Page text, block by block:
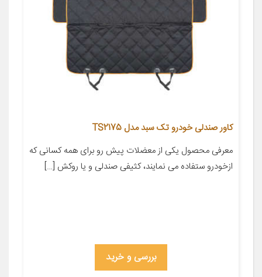
کاور صندلی خودرو تک سبد مدل TS2175
معرفی محصول یکی از معضلات پیش رو برای همه کسانی که
ازخودرو ستفاده می نمایند، کثیفی صندلی و یا روکش […]
بررسی و خرید